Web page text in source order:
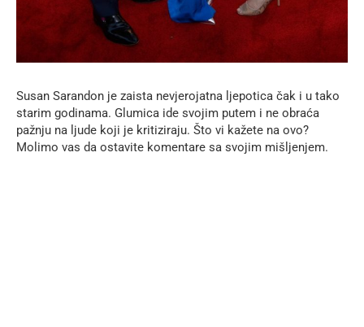
Susan Sarandon je zaista nevjerojatna ljepotica čak i u tako
starim godinama. Glumica ide svojim putem i ne obraća
pažnju na ljude koji je kritiziraju. Što vi kažete na ovo?
Molimo vas da ostavite komentare sa svojim mišljenjem.